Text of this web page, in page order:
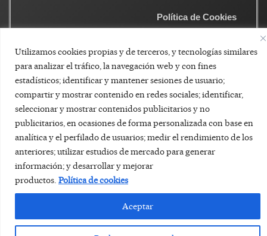
Utilizamos cookies propias y de terceros, y tecnologías similares
para analizar el tráfico, la navegación web y con fines
estadísticos; identificar y mantener sesiones de usuario;
compartir y mostrar contenido en redes sociales; identificar,
seleccionar y mostrar contenidos publicitarios y no
publicitarios, en ocasiones de forma personalizada con base en
analítica y el perfilado de usuarios; medir el rendimiento de los
anteriores; utilizar estudios de mercado para generar
información; y desarrollar y mejorar
productos. Política de cookies
Aceptar
Política de Cookies